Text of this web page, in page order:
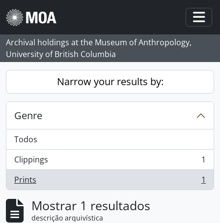
Skip to main content
Archival holdings at the Museum of Anthropology,
University of British Columbia
Narrow your results by:
Genre
Todos
Clippings
, 1 resultados
1
Prints
, 1 resultados 1
Mostrar 1 resultados
descrição arquivística